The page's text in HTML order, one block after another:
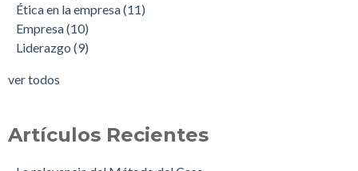
Ética en la empresa(11)
Empresa(10)
Liderazgo (9)
ver todos
Artículos Recientes